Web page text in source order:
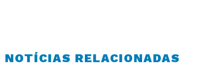
NOTÍCIAS RELACIONADAS